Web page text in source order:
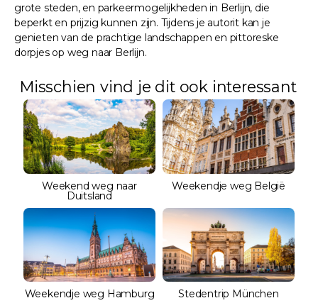
grote steden, en parkeermogelijkheden in Berlijn, die
beperkt en prijzig kunnen zijn. Tijdens je autorit kan je
genieten van de prachtige landschappen en pittoreske
dorpjes op weg naar Berlijn.
Misschien vind je dit ook interessant
Weekend weg naar
Duitsland
Weekendje weg België
Weekendje weg Hamburg Stedentrip München